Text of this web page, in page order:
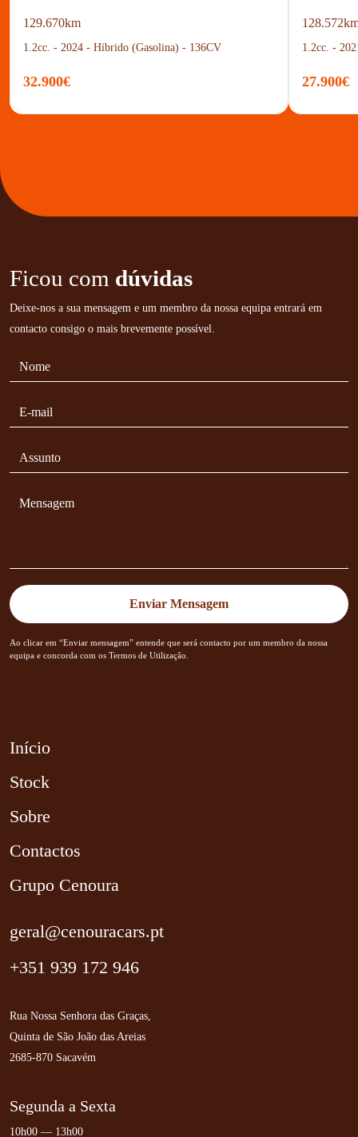
129.670km
1.2cc. - 2024 - Híbrido (Gasolina) - 136CV
32.900€
1.2cc. -
27.900€
Ficou com dúvidas
Deixe-nos a sua mensagem e um membro da nossa equipa entrará em
contacto consigo o mais brevemente possível.
Ao clicar em “Enviar mensagem” entende que será contacto por um membro da nossa
equipa e concorda com os Termos de Utilização.
Início
Stock
Sobre
Contactos
Grupo Cenoura
geral@cenouracars.pt
+351 939 172 946
Rua Nossa Senhora das Graças,
Quinta de São João das Areias
2685-870 Sacavém
Segunda a Sexta
10h00 — 13h00